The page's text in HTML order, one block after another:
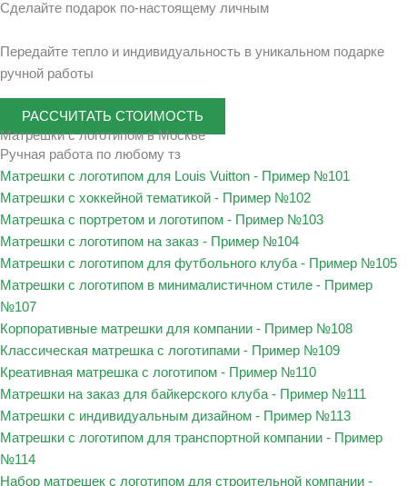
Сделайте подарок по-настоящему личным
Передайте тепло и индивидуальность в уникальном подарке
ручной работы
РАССЧИТАТЬ СТОИМОСТЬ
Матрешки с логотипом в Москве
Ручная работа по любому тз
Матрешки с логотипом для Louis Vuitton - Пример №101
Матрешки с хоккейной тематикой - Пример №102
Матрешка с портретом и логотипом - Пример №103
Матрешки с логотипом на заказ - Пример №104
Матрешки с логотипом для футбольного клуба - Пример №105
Матрешки с логотипом в минималистичном стиле - Пример
№107
Корпоративные матрешки для компании - Пример №108
Классическая матрешка с логотипами - Пример №109
Креативная матрешка с логотипом - Пример №110
Матрешки на заказ для байкерского клуба - Пример №111
Матрешки с индивидуальным дизайном - Пример №113
Матрешки с логотипом для транспортной компании - Пример
№114
Набор матрешек с логотипом для строительной компании -